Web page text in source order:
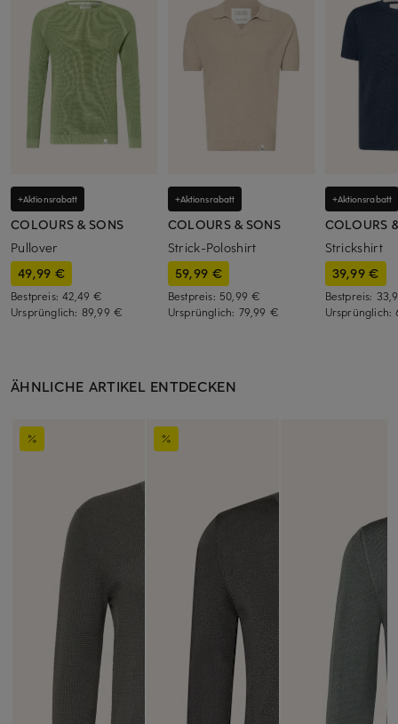
+Aktionsrabatt
COLOURS & SONS
Pullover
49,99 €
Bestpreis:42,49 €
Ursprünglich: 89,99 €
+Aktionsrabatt
COLOURS & SONS
Strick-Poloshirt
59,99 €
Bestpreis: 50,99 €
Ursprünglich: 79,99 €
+Aktionsrabatt
COLOURS
Strickshirt
39,99 €
Bestpreis:
Ursprünglich:
ÄHNLICHE ARTIKEL ENTDECKEN